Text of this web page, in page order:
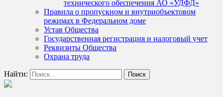
технического обеспечения АО «УДФД»
Правила о пропускном и внутриобъектовом
режимах в Федеральном доме
Устав Общества
Государственная регистрация и налоговый учет
Реквизиты Общества
Охрана труда
Найти: